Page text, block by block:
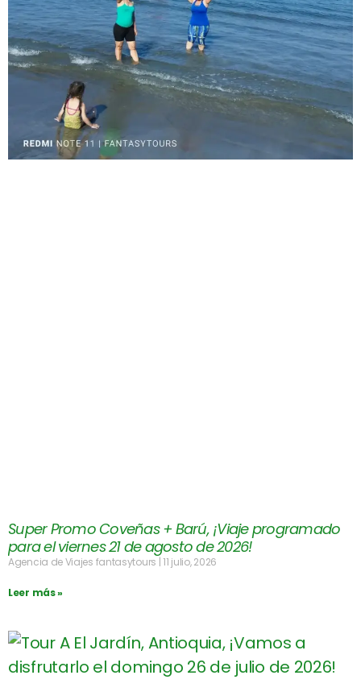
Super Promo Coveñas + Barú, ¡Viaje programado
para el viernes 21 de agosto de 2026!
Agencia de Viajes fantasytours 11 julio, 2026
Leer más »